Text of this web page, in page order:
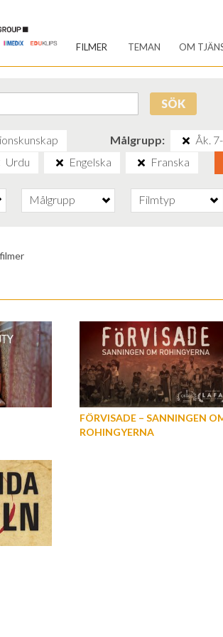
FILMER TEMAN OM
SÖK
Målgrupp Åk.
Urdu Engelska Franska
Målgrupp Filmtyp
filmer
FÖRVISADE – SANNINGEN
ROHINGYERNA